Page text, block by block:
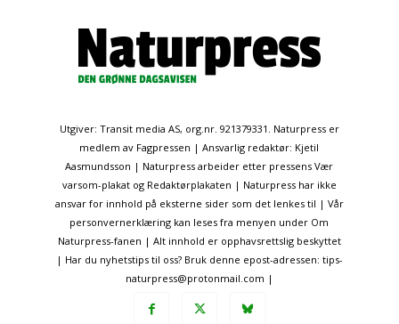
Utgiver: Transit media AS, org.nr. 921379331. Naturpress er
medlem av Fagpressen | Ansvarlig redaktør: Kjetil
Aasmundsson | Naturpress arbeider etter pressens Vær
varsom-plakat og Redaktørplakaten | Naturpress har ikke
ansvar for innhold på eksterne sider som det lenkes til | Vår
personvernerklæring kan leses fra menyen under Om
Naturpress-fanen | Alt innhold er opphavsrettslig beskyttet
| Har du nyhetstips til oss? Bruk denne epost-adressen: tips-
naturpress@protonmail.com |